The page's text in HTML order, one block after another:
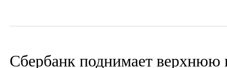
Сбербанк поднимает верхнюю